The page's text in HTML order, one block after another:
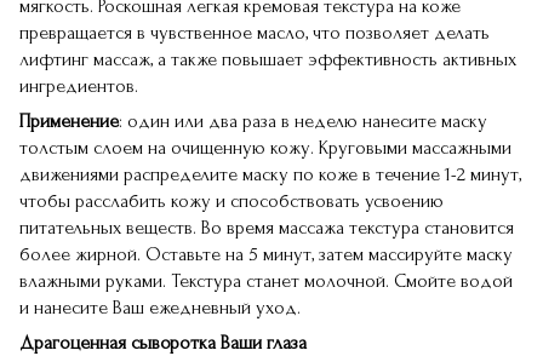
мягкость. Роскошная легкая кремовая текстура на коже
превращается в чувственное масло, что позволяет делать
лифтинг массаж, а также повышает эффективность активных
ингредиентов.
Применение: один или два раза в неделю нанесите маску
толстым слоем на очищенную кожу. Круговыми массажными
движениями распределите маску по коже в течение 1-2 минут,
чтобы расслабить кожу и способствовать усвоению
питательных веществ. Во время массажа текстура становится
более жирной. Оставьте на 5 минут, затем массируйте маску
влажными руками. Текстура станет молочной. Смойте водой
и нанесите Ваш ежедневный уход.
Драгоценная сыворотка Ваши глаза